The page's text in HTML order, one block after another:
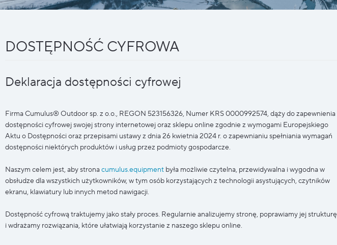
DOSTĘPNOŚĆ CYFROWA
Deklaracja dostępności cyfrowej
Firma Cumulus® Outdoor sp. z o.o., REGON 523156326, Numer KRS 0000992574, dąży do zapewnienia
dostępności cyfrowej swojej strony internetowej oraz sklepu online zgodnie z wymogami Europejskiego
Aktu o Dostępności oraz przepisami ustawy z dnia 26 kwietnia 2024 r. o zapewnianiu spełniania wymagań
dostępności niektórych produktów i usług przez podmioty gospodarcze.
Naszym celem jest, aby stronacumulus.equipment była możliwie czytelna, przewidywalna i wygodna w
obsłudze dla wszystkich użytkowników, w tym osób korzystających z technologii asystujących, czytników
ekranu, klawiatury lub innych metod nawigacji.
Dostępność cyfrową traktujemy jako stały proces. Regularnie analizujemy stronę, poprawiamy jej strukturę
i wdrażamy rozwiązania, które ułatwiają korzystanie z naszego sklepu online.